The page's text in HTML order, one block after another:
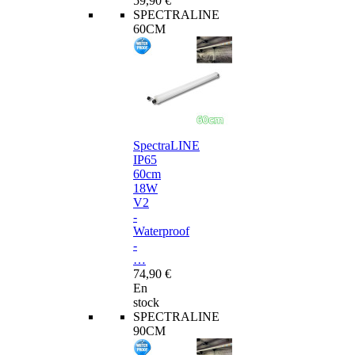
SPECTRALINE
60CM
SpectraLINE
IP65
60cm
18W
V2
-
Waterproof
-
…
74,90 €
En
stock
SPECTRALINE
90CM